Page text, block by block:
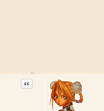
Citation